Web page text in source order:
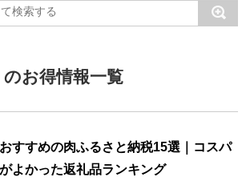
お得情報一覧
おすすめの肉ふるさと納税15選｜コスパ
がよかった返礼品ランキング